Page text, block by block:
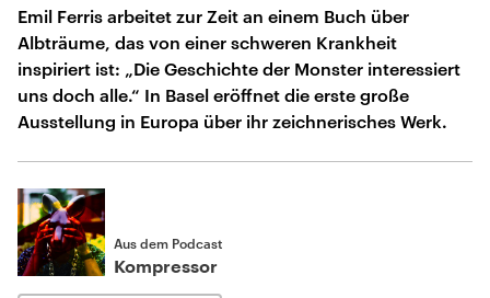
Emil Ferris arbeitet zur Zeit an einem Buch über
Albträume, das von einer schweren Krankheit
inspiriert ist: „Die Geschichte der Monster interessiert
uns doch alle.“ In Basel eröffnet die erste große
Ausstellung in Europa über ihr zeichnerisches Werk.
Aus dem Podcast
Kompressor